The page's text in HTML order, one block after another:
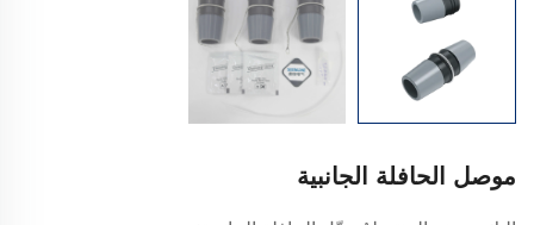
موصل الحافلة الجانبية